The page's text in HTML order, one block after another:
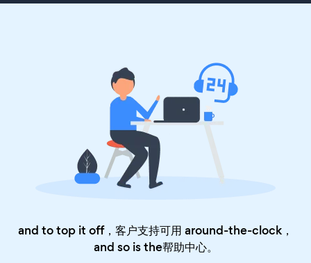
and to top it off，客户支持可用 around-the-clock，
and so is the帮助中心。